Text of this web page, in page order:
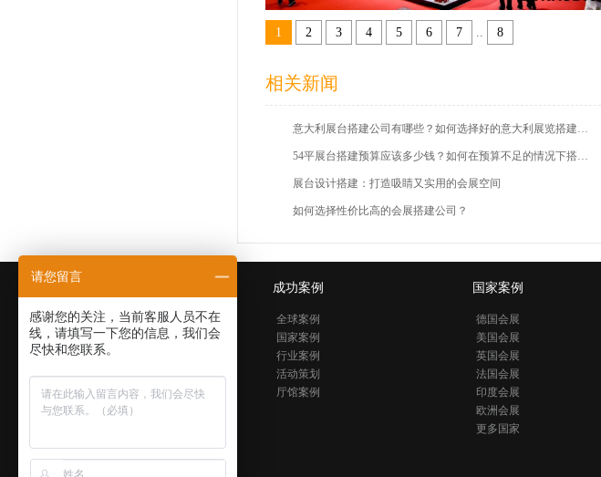
1 2 3 4 5 6 7 .. 8
相关新闻
意大利展台搭建公司有哪些？如何选择好的意大利展览搭建公司？抓住重点避坑指南
54平展台搭建预算应该多少钱？如何在预算不足的情况下搭建优秀的展台
展台设计搭建：打造吸睛又实用的会展空间
如何选择性价比高的会展搭建公司？
公司简介
发展历程
社会责任
成功案例
全球案例
国家案例
行业案例
活动策划
厅馆案例
国家案例
德国会展
美国会展
英国会展
法国会展
印度会展
欧洲会展
更多国家
请您留言
感谢您的关注，当前客服人员不在
线，请填写一下您的信息，我们会
尽快和您联系。